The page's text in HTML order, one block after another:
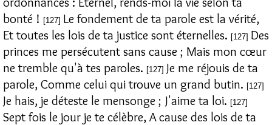
bonté ! [127] Le fondement de ta parole est la vérité,
Et toutes les lois de ta justice sont éternelles. [127] Des
princes me persécutent sans cause ; Mais mon cœur
ne tremble qu'à tes paroles. [127] Je me réjouis de ta
parole, Comme celui qui trouve un grand butin. [127]
Je hais, je déteste le mensonge ; J'aime ta loi. [127]
Sept fois le jour je te célèbre, A cause des lois de ta